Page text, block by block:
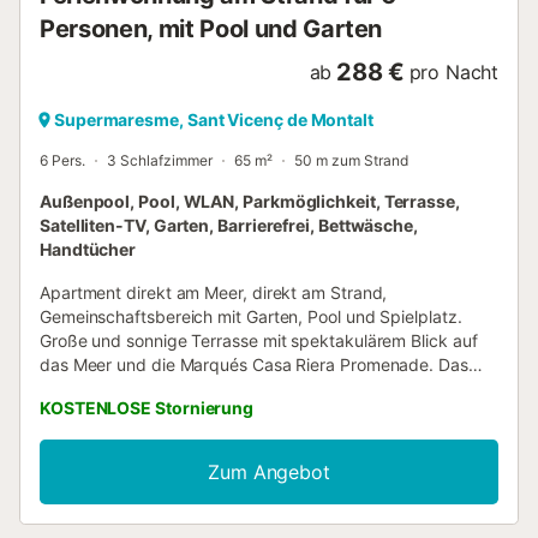
Personen, mit Pool und Garten
ab 288 € pro Nacht
Supermaresme, Sant Vicenç de Montalt
6 Pers. 3 Schlafzimmer 65 m² 50 m zum Strand
Außenpool, Pool, WLAN, Parkmöglichkeit, Terrasse,
Satelliten-TV, Garten, Barrierefrei, Bettwäsche,
Handtücher
Apartment direkt am Meer, direkt am Strand,
Gemeinschaftsbereich mit Garten, Pool und Spielplatz.
Große und sonnige Terrasse mit spektakulärem Blick auf
das Meer und die Marqués Casa Riera Promenade. Das
überdachte Parkplätze im Freien. Kurz gesagt, ein
komplett externes Anwesen, um den spektakulären Blick
auf die Strände der Costa Barcelona Maresme zu
genießen. Kostenloses WIFI...
KOSTENLOSE Stornierung
Zum Angebot